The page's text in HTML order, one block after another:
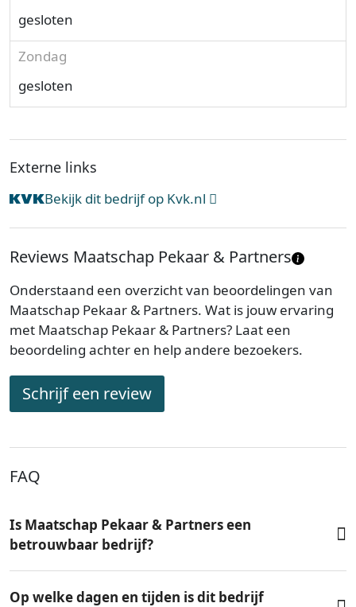
gesloten
Zondag
gesloten
Externe links
Bekijk dit bedrijf op Kvk.nl
Reviews Maatschap Pekaar & Partners
Onderstaand een overzicht van beoordelingen van
Maatschap Pekaar & Partners. Wat is jouw ervaring
met Maatschap Pekaar & Partners? Laat een
beoordeling achter en help andere bezoekers.
Schrijf een review
FAQ
Is Maatschap Pekaar & Partners een
betrouwbaar bedrijf?
Op welke dagen en tijden is dit bedrijf